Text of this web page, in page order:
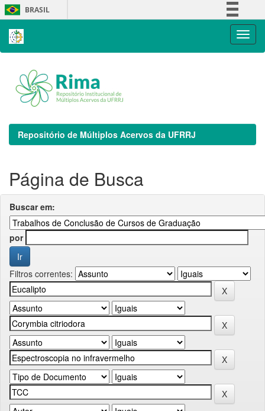
Skip
navigation
BRASIL
Repositório de Múltiplos Acervos da UFRRJ
Página de Busca
Buscar em:
por
Filtros correntes: